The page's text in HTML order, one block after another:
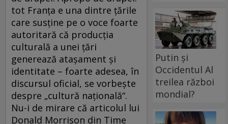
tot Franţa e una dintre ţările
care susţine pe o voce foarte
autoritară că producţia
culturală a unei ţări
generează ataşament şi
identitate – foarte adesea, în
discursul oficial, se vorbeşte
despre „cultură naţională“.
Nu-i de mirare că articolul lui
Donald Morrison din Time
Putin și
Occidentul Al
treilea război
mondial?